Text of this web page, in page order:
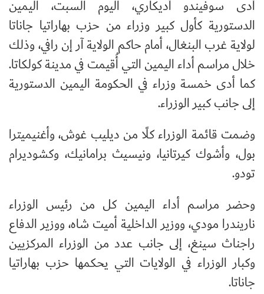
أدى سوفيندو أديكاري، اليوم السبت، اليمين
الدستورية كأول كبير وزراء من حزب بهاراتيا جاناتا
لولاية غرب البنغال، أمام حاكم الولاية آر إن رافي، وذلك
خلال مراسم أداء اليمين التي أُقيمت في مدينة كولكاتا.
كما أدى خمسة وزراء في الحكومة اليمين الدستورية
إلى جانب كبير الوزراء.
وضمت قائمة الوزراء كلًا من ديليب غوش، وأغنيميترا
بول، وأشوك كيرتانيا، ونيسيث برامانيك، وكشوديرام
تودو.
وحضر مراسم أداء اليمين كل من رئيس الوزراء
ناريندرا مودي، ووزير الداخلية أميت شاه، ووزير الدفاع
راجناث سينغ، إلى جانب عدد من الوزراء المركزيين
وكبار الوزراء في الولايات التي يحكمها حزب بهاراتيا
جاناتا.